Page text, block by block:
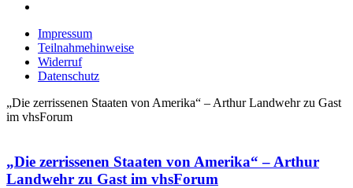
Impressum
Teilnahmehinweise
Widerruf
Datenschutz
„Die zerrissenen Staaten von Amerika“ – Arthur Landwehr zu Gast
im vhsForum
„Die zerrissenen Staaten von Amerika“ – Arthur
Landwehr zu Gast im vhsForum